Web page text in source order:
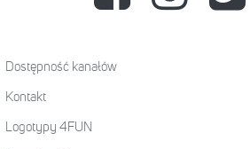
Dostępność kanałów
Kontakt
Logotypy 4FUN